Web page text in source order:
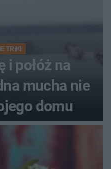
TRIKI
i połóż na
mucha nie
domu